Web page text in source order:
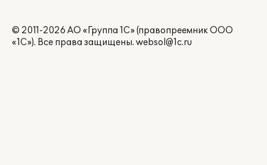
© 2011-2026 АО «Группа 1С» (правопреемник ООО
«1С»). Все права защищены. websol@1c.ru